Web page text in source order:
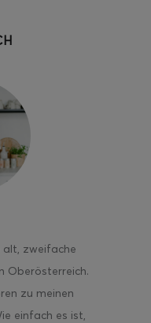
alt, zweifache
Oberösterreich.
zu meinen
einfach es ist,